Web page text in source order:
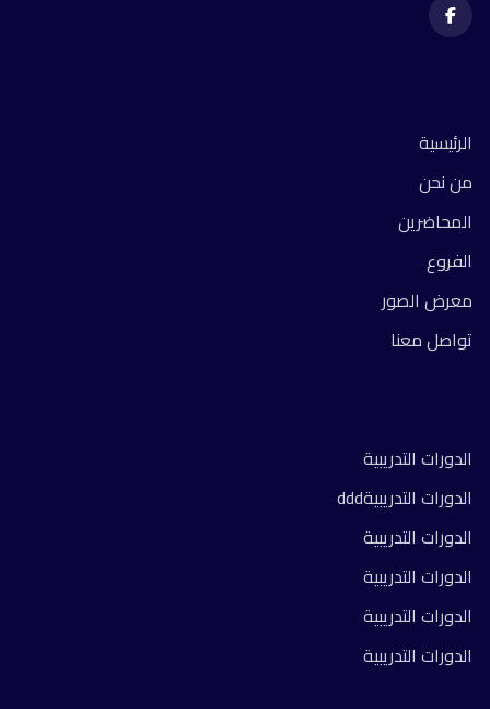
الرئيسية
من نحن
المحاضرين
الفروع
معرض الصور
تواصل معنا
الدورات التدريبية
الدورات التدريبيةddd
الدورات التدريبية
الدورات التدريبية
الدورات التدريبية
الدورات التدريبية